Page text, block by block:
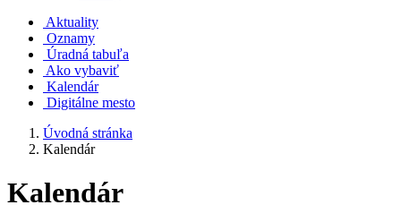
Aktuality
Oznamy
Úradná tabuľa
Ako vybaviť
Kalendár
Digitálne mesto
Úvodná stránka
Kalendár
Kalendár